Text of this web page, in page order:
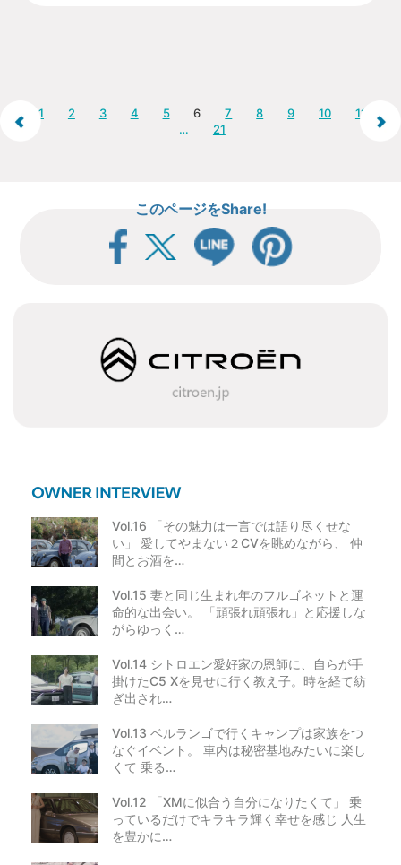
1 2 3 4 5 6 7 8 9 10
11
…
21
このページをShare!
Vol.16 「その魅力は一言では語り尽くせな
い」 愛してやまない２CVを眺めながら、 仲
間とお酒を…
Vol.15 妻と同じ生まれ年のフルゴネットと運
命的な出会い。 「頑張れ頑張れ」と応援しな
がらゆっく…
Vol.14 シトロエン愛好家の恩師に、自らが手
掛けたC5 Xを見せに行く教え子。時を経て紡
ぎ出され…
Vol.13 ベルランゴで行くキャンプは家族をつ
なぐイベント。 車内は秘密基地みたいに楽し
くて 乗る…
Vol.12 「XMに似合う自分になりたくて」 乗
っているだけでキラキラ輝く幸せを感じ 人生
を豊かに…